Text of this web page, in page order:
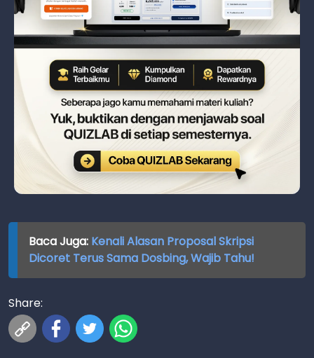
Baca Juga: Kenali Alasan Proposal Skripsi
Dicoret Terus Sama Dosbing, Wajib Tahu!
Share: